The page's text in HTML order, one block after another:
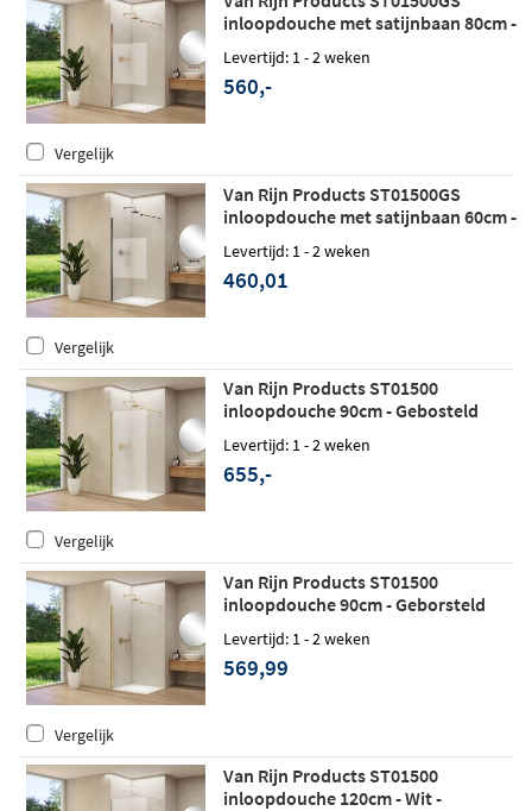
inloopdouche met satijnbaan 80cm -
Levertijd: 1 - 2 weken
560,-
Vergelijk
Van Rijn Products ST01500GS
inloopdouche met satijnbaan 60cm -
stabilisatiestang
Levertijd: 1 - 2 weken
460,01
Vergelijk
Van Rijn Products ST01500
inloopdouche 90cm - Gebosteld
Levertijd: 1 - 2 weken
655,-
Vergelijk
Van Rijn Products ST01500
inloopdouche 90cm - Geborsteld
Levertijd: 1 - 2 weken
569,99
Vergelijk
Van Rijn Products ST01500
inloopdouche 120cm - Wit -